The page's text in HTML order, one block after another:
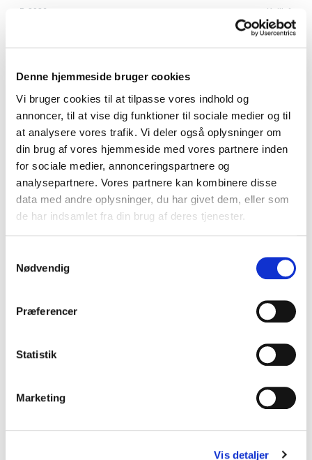
Denne hjemmeside bruger cookies
Vi bruger cookies til at tilpasse vores indhold og
annoncer, til at vise dig funktioner til sociale medier og til
at analysere vores trafik. Vi deler også oplysninger om
din brug af vores hjemmeside med vores partnere inden
for sociale medier, annonceringspartnere og
analysepartnere. Vores partnere kan kombinere disse
data med andre oplysninger, du har givet dem, eller som
de har indsamlet fra din brug af deres tjenester.
Nødvendig
Præferencer
Statistik
Marketing
Vis detaljer
B-2026
Kolli: 1